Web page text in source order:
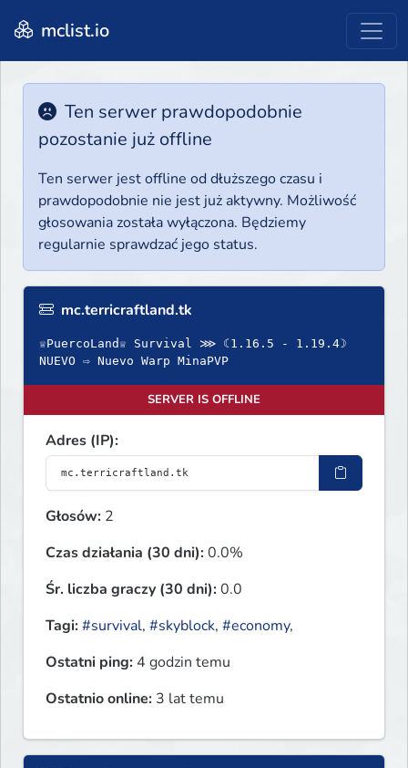
mclist.io
Ten serwer prawdopodobnie
pozostanie już offline
Ten serwer jest offline od dłuższego czasu i
prawdopodobnie nie jest już aktywny. Możliwość
głosowania została wyłączona. Będziemy
regularnie sprawdzać jego status.
mc.terricraftland.tk
♕PuercoLand♕ Survival ⋙ ☾1.16.5 - 1.19.4☽
NUEVO ⇨ Nuevo Warp MinaPVP
SERVER IS OFFLINE
Adres (IP):
Głosów: 2
Czas działania (30 dni):0.0%
Śr. liczba graczy (30 dni):0.0
Tagi:#survival, #skyblock, #economy,
Ostatni ping: 4 godzin temu
Ostatnio online: 3 lat temu